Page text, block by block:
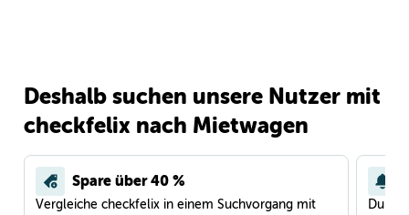
Deshalb suchen unsere Nutzer mit
checkfelix nach Mietwagen
Spare über 40 %
Vergleiche checkfelix in einem Suchvorgang mit
Du